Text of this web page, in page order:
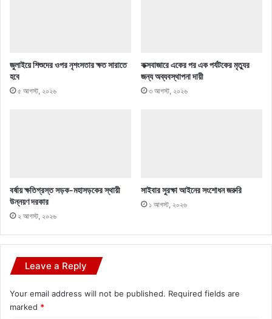
জুলাইয়ে শিশুদের ওপর নৃশংসতার ক্ষত সারাতে
হবে
৫ আগস্ট, ২০২৬
কক্সবাজারে একের পর এক পর্যটকের মৃত্যুর
জন্য অব্যবস্থাপনা দায়ী
৩ আগস্ট, ২০২৬
বর্ষায় ক্ষতিগ্রস্ত সড়ক-মহাসড়কের স্থায়ী
উন্নয়ণ দরকার
২ আগস্ট, ২০২৬
সাইবার সুরক্ষা আইনের সংশোধন জরুরি
১ আগস্ট, ২০২৬
Leave a Reply
Your email address will not be published. Required fields are
marked *